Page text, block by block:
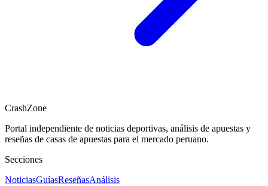
CrashZone
Portal independiente de noticias deportivas, análisis de apuestas y
reseñas de casas de apuestas para el mercado peruano.
Secciones
NoticiasGuíasReseñasAnálisis